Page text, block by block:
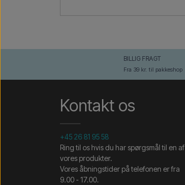
BILLIG FRAGT
Fra 39 kr. til pakkeshop
Kontakt os
+45 26 81 95 58
Ring til os hvis du har spørgsmål til en af
vores produkter.
Vores åbningstider på telefonen er fra
9.00 - 17.00.